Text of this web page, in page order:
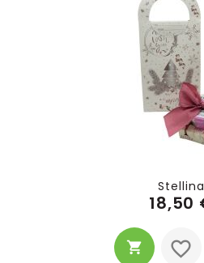
Stellina
18,50